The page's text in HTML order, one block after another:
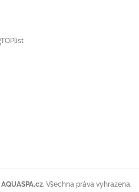
AQUASPA.cz. Všechna práva vyhrazena.